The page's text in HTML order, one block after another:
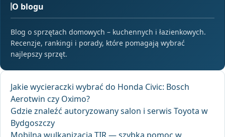
O blogu
Blog o sprzętach domowych – kuchennych i łazienkowych.
Recenzje, rankingi i porady, które pomagają wybrać
najlepszy sprzęt.
Jakie wycieraczki wybrać do Honda Civic: Bosch
Aerotwin czy Oximo?
Gdzie znaleźć autoryzowany salon i serwis Toyota w
Bydgoszczy
Mobilna wulkanizacja TIR — szybka pomoc w